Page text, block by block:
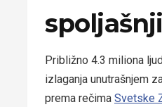
Približno 4.3 miliona
izlaganja unutrašnjem
prema rečima Svetske